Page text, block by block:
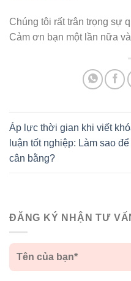
Chúng tôi rất trân trọng sự
Cảm ơn bạn một lần nữa
Áp lực thời gian khi viết
luận tốt nghiệp: Làm sao để
cân bằng?
ĐĂNG KÝ NHẬN TƯ